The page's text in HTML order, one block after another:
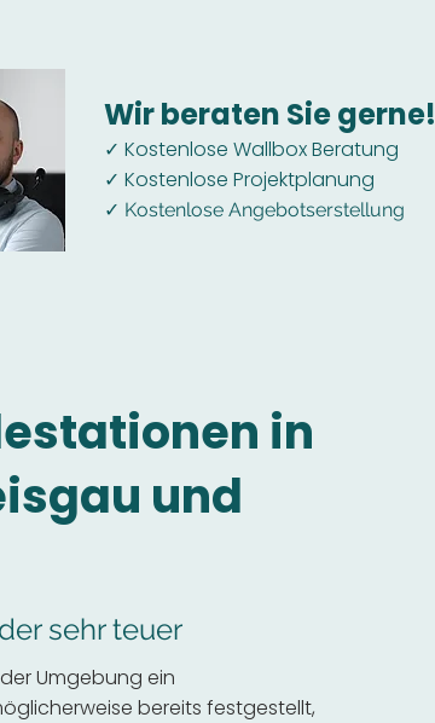
Wir beraten Sie gerne!
✓ Kostenlose Wallbox Beratung
✓ Kostenlose Projektplanung
✓ Kostenlose Angebotserstellung
in
und
sehr teuer
Umgebung ein
bereits festgestellt,